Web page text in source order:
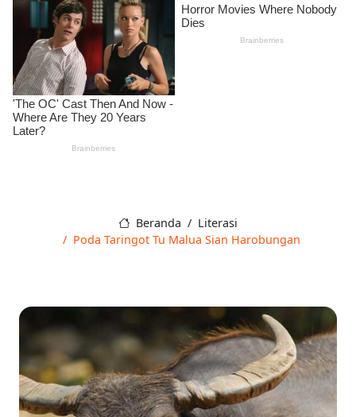
Beranda
Literasi
Poda Taringot Tu Malua Sian Harobungan